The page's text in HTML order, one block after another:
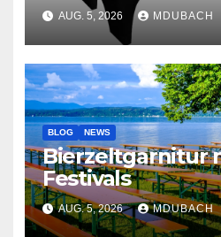
AUG. 5, 2026 MDUBACH
BLOG NEWS
Bierzeltgarnitur
Festivals
AUG. 5, 2026 MDUBACH